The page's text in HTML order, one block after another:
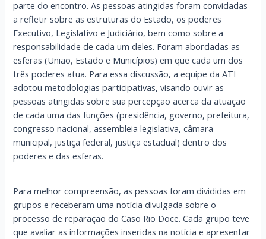
parte do encontro. As pessoas atingidas foram convidadas
a refletir sobre as estruturas do Estado, os poderes
Executivo, Legislativo e Judiciário, bem como sobre a
responsabilidade de cada um deles. Foram abordadas as
esferas (União, Estado e Municípios) em que cada um dos
três poderes atua. Para essa discussão, a equipe da ATI
adotou metodologias participativas, visando ouvir as
pessoas atingidas sobre sua percepção acerca da atuação
de cada uma das funções (presidência, governo, prefeitura,
congresso nacional, assembleia legislativa, câmara
municipal, justiça federal, justiça estadual) dentro dos
poderes e das esferas.
Para melhor compreensão, as pessoas foram divididas em
grupos e receberam uma notícia divulgada sobre o
processo de reparação do Caso Rio Doce. Cada grupo teve
que avaliar as informações inseridas na notícia e apresentar